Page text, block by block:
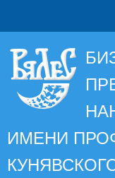
ИМЕНИ